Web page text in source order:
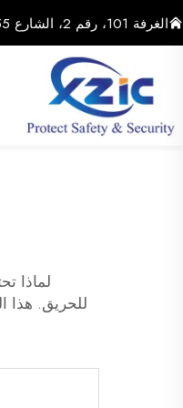
الغرفة 101، رقم 2، الشارع 2655 طريق هونان، منطقة بودونغ الجديدة، مدينة شنغهاي، الصين
لماذا
للحريق. هذا